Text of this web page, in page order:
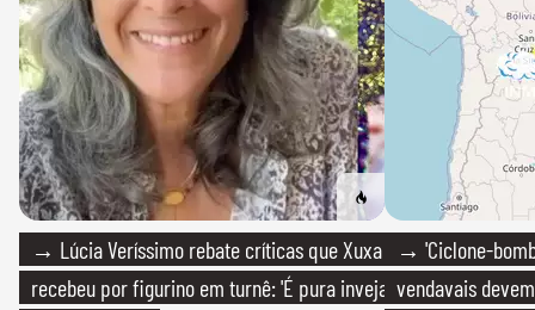
→ Lúcia Veríssimo rebate críticas que Xuxa
recebeu por figurino em turnê: 'É pura inveja
→ 'Ciclone-
vendavais